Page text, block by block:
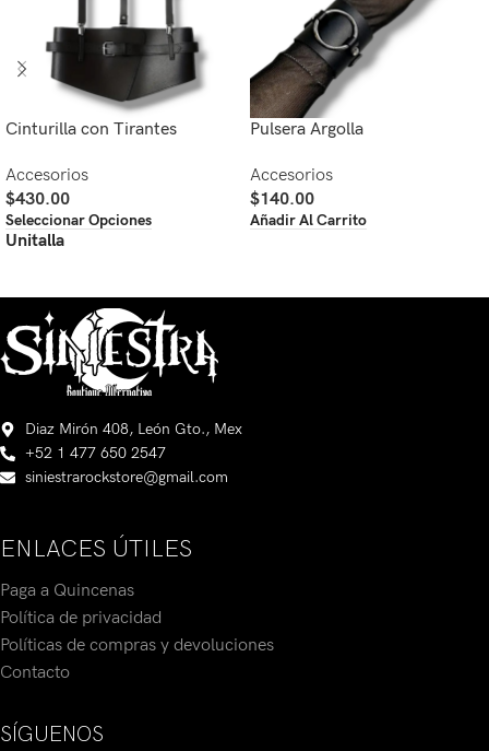
Cinturilla con Tirantes
Accesorios
$430.00
Seleccionar Opciones
Unitalla
Pulsera Argolla
Accesorios
$140.00
Añadir Al Carrito
Diaz Mirón 408, León Gto., Mex
+52 1 477 650 2547
siniestrarockstore@gmail.com
ENLACES ÚTILES
Paga a Quincenas
Política de privacidad
Políticas de compras y devoluciones
Contacto
SÍGUENOS